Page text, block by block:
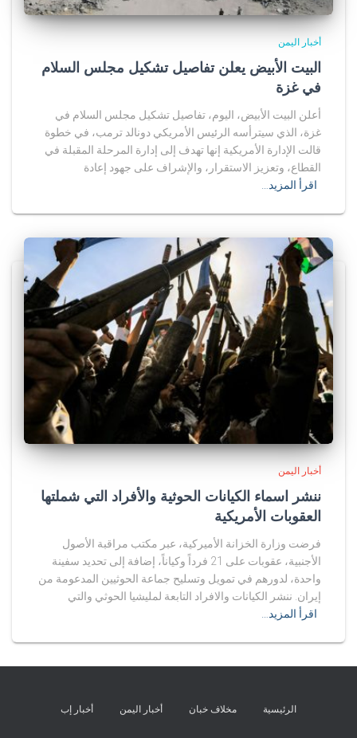
أخبار اليمن
البيت الأبيض يعلن تفاصيل تشكيل مجلس السلام
في غزة
أعلن البيت الأبيض، اليوم، تفاصيل تشكيل مجلس السلام في
غزة، الذي سيترأسه الرئيس الأمريكي دونالد ترمب، في خطوة
قالت الإدارة الأمريكية إنها تهدف إلى إدارة المرحلة المقبلة في
القطاع، وتعزيز الاستقرار، والإشراف على جهود إعادة
اقرأ المزيد…
أخبار اليمن
ننشر اسماء الكيانات الحوثية والأفراد التي شملتها
العقوبات الأمريكية
فرضت وزارة الخزانة الأميركية، عبر مكتب مراقبة الأصول
الأجنبية، عقوبات على 21 فرداً وكياناً، إضافة إلى تحديد سفينة
واحدة، لدورهم في تمويل وتسليح جماعة الحوثيين المدعومة من
إيران. ننشر الكيانات والافراد التابعة لمليشيا الحوثي والتي
اقرأ المزيد…
الرئيسية مخلاف خبان أخبار اليمن أخبار إب